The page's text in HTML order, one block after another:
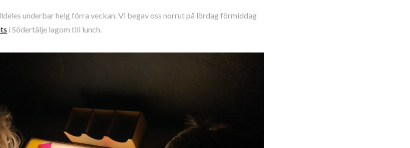
underbar helg förra veckan. Vi begav oss norrut på lördag förmiddag
i Södertälje lagom till lunch.